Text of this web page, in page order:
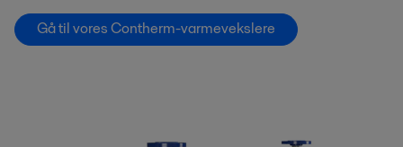
Gå til vores Contherm-varmevekslere